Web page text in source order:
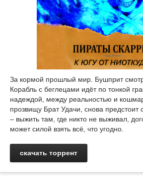
За кормой прошлый мир. Бушприт
Корабль с беглецами идёт по тонкой
надеждой, между реальностью и
прозвищу Брат Удачи, снова предстоит
– выжить там, где никто не выживал,
может силой взять всё, что угодно.
скачать торрент